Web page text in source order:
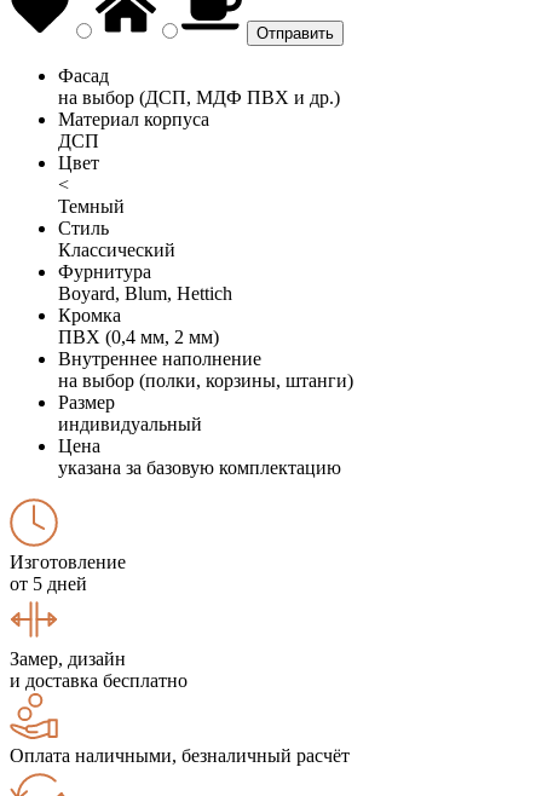
Фасад
на выбор (ДСП, МДФ ПВХ и др.)
Материал корпуса
ДСП
Цвет
<
Темный
Стиль
Классический
Фурнитура
Boyard, Blum, Hettich
Кромка
ПВХ (0,4 мм, 2 мм)
Внутреннее наполнение
на выбор (полки, корзины, штанги)
Размер
индивидуальный
Цена
указана за базовую комплектацию
Изготовление
от 5 дней
Замер, дизайн
и доставка бесплатно
Оплата наличными, безналичный расчёт